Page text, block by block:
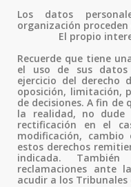
Los datos
organización
El propio
Recuerde que tiene
el uso de sus datos
ejercicio del derecho
oposición, limitación,
de decisiones. A fin de
la realidad, no dude
rectificación en el
modificación, cambio
estos derechos
indicada.
reclamaciones ante
acudir a los Tribunales